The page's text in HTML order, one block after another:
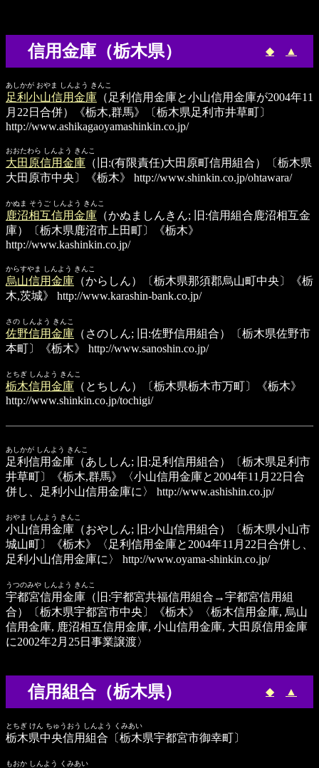
信用金庫（栃木県） ◆ ▲
あしかが おやま しんよう きんこ
足利小山信用金庫 （足利信用金庫と小山信用金庫が2004年11
月22日合併）《栃木,群馬》〔栃木県足利市井草町〕
http://www.ashikagaoyamashinkin.co.jp/
おおたわら しんよう きんこ
大田原信用金庫 （旧:(有限責任)大田原町信用組合）〔栃木県
大田原市中央〕《栃木》
http://www.shinkin.co.jp/ohtawara/
かぬま そうご しんよう きんこ
鹿沼相互信用金庫 （かぬましんきん; 旧:信用組合鹿沼相互金
庫）〔栃木県鹿沼市上田町〕《栃木》
http://www.kashinkin.co.jp/
からすやま しんよう きんこ
烏山信用金庫 （からしん）〔栃木県那須郡烏山町中央〕《栃
木,茨城》
http://www.karashin-bank.co.jp/
さの しんよう きんこ
佐野信用金庫 （さのしん; 旧:佐野信用組合）〔栃木県佐野市
本町〕《栃木》
http://www.sanoshin.co.jp/
とちぎ しんよう きんこ
栃木信用金庫 （とちしん）〔栃木県栃木市万町〕《栃木》
http://www.shinkin.co.jp/tochigi/
あしかが しんよう きんこ
足利信用金庫 （あししん; 旧:足利信用組合）〔栃木県足利市
井草町〕《栃木,群馬》〈小山信用金庫と2004年11月22日合
併し、足利小山信用金庫に〉
http://www.ashishin.co.jp/
おやま しんよう きんこ
小山信用金庫 （おやしん; 旧:小山信用組合）〔栃木県小山市
城山町〕《栃木》〈足利信用金庫と2004年11月22日合併し、
足利小山信用金庫に〉
http://www.oyama-shinkin.co.jp/
うつのみや しんよう きんこ
宇都宮信用金庫 （旧:宇都宮共福信用組合→宇都宮信用組
合）〔栃木県宇都宮市中央〕《栃木》〈栃木信用金庫, 烏山
信用金庫, 鹿沼相互信用金庫, 小山信用金庫, 大田原信用金庫
に2002年2月25日事業譲渡〉
信用組合（栃木県） ◆ ▲
とちぎ けん ちゅうおう しんよう くみあい
栃木県中央信用組合 〔栃木県宇都宮市御幸町〕
もおか しんよう くみあい